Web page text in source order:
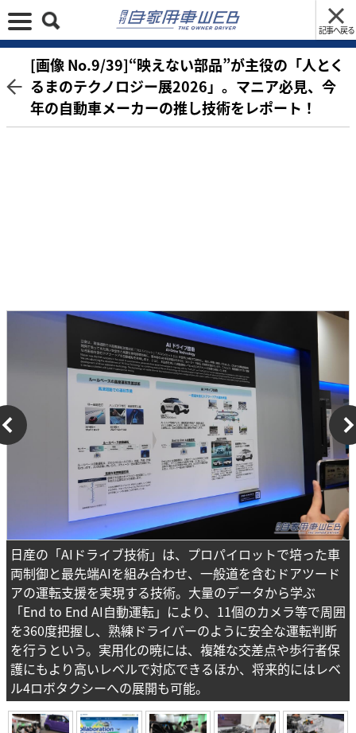
記事へ戻る
[画像 No.9/39]“映えない部品”が主役の「人とく
るまのテクノロジー展2026」。マニア必見、今
年の自動車メーカーの推し技術をレポート！
日産の「AIドライブ技術」は、プロパイロットで培った車
両制御と最先端AIを組み合わせ、一般道を含むドアツード
アの運転支援を実現する技術。大量のデータから学ぶ
「End to End AI自動運転」により、11個のカメラ等で周囲
を360度把握し、熟練ドライバーのように安全な運転判断
を行うという。実用化の暁には、複雑な交差点や歩行者保
護にもより高いレベルで対応できるほか、将来的にはレベ
ル4ロボタクシーへの展開も可能。